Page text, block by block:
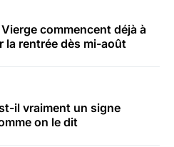
commencent déjà à
la rentrée dès mi-août
il vraiment un signe
on le dit